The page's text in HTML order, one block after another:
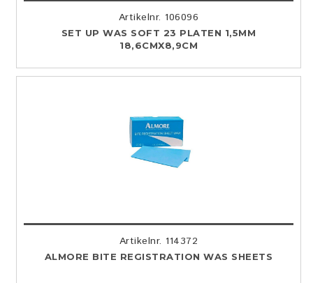
Artikelnr. 106096
SET UP WAS SOFT 23 PLATEN 1,5MM
18,6CMX8,9CM
Artikelnr. 114372
ALMORE BITE REGISTRATION WAS SHEETS